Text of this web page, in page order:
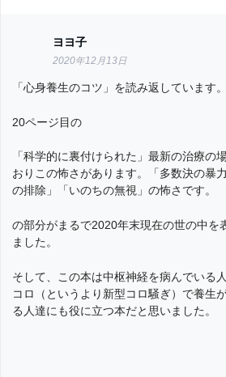
ヨヨ子
2020年12月13日
「心身養生のコツ」を読み返しています。
20ページ目の
「科学的に裏付けられた」最新の治療の
おりこの怖さがあります。「多数決の暴
の排除」「いのちの無視」の怖さです。
の部分がまるで2020年末現在の世の中を
ました。
そして、この本は中枢神経を病んでいる
コロ（というより新型コロ騒ぎ）で養生
る人達にも役に立つ本だと思いました。